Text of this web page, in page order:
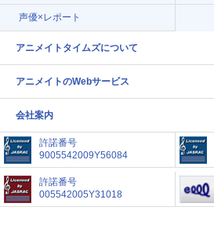
声優×レポート
アニメイトタイムズについて
アニメイトのWebサービス
会社案内
許諾番号
9005542009Y56084
許諾番号
005542005Y31018